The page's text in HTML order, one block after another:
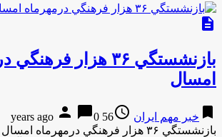
description
بازنشستگي ۳۶ هزار
امسال
bookmark خبر مهم ایران access_time
56 years ago
person chat_bubble0
بازنشستگي ۳۶ هزار فرهنگي درمهرماه